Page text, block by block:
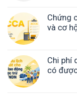
Chứng
và cơ
Chi phí
có